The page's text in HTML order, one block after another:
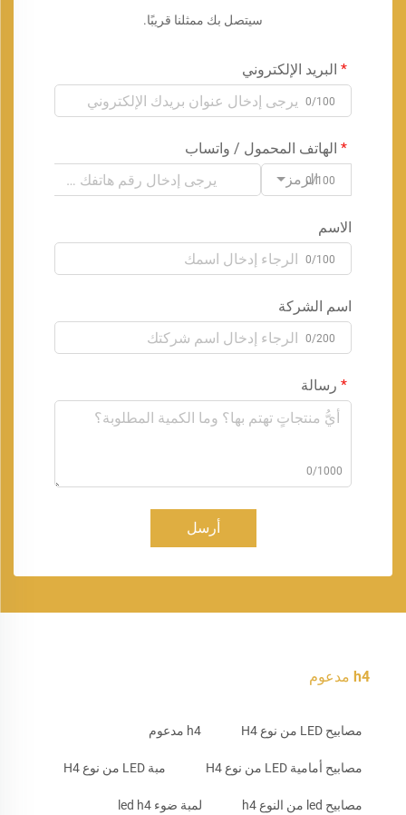
سيتصل بك ممثلنا قريبًا.
البريد الإلكتروني
0/100
الهاتف المحمول / واتساب
الرمز0/100
الاسم
0/100
اسم الشركة
0/200
رسالة
0/1000
أرسل
h4 مدعوم
مصابيح LED من نوع H4 h4 مدعوم
مصابيح أمامية LED من نوع H4 مبة LED من نوع H4
مصابيح led من النوع h4 لمبة ضوء led h4